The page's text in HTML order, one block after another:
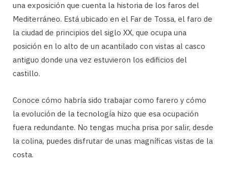
una exposición que cuenta la historia de los faros del
Mediterráneo. Está ubicado en el Far de Tossa, el faro de
la ciudad de principios del siglo XX, que ocupa una
posición en lo alto de un acantilado con vistas al casco
antiguo donde una vez estuvieron los edificios del
castillo.
Conoce cómo habría sido trabajar como farero y cómo
la evolución de la tecnología hizo que esa ocupación
fuera redundante. No tengas mucha prisa por salir, desde
la colina, puedes disfrutar de unas magníficas vistas de la
costa.